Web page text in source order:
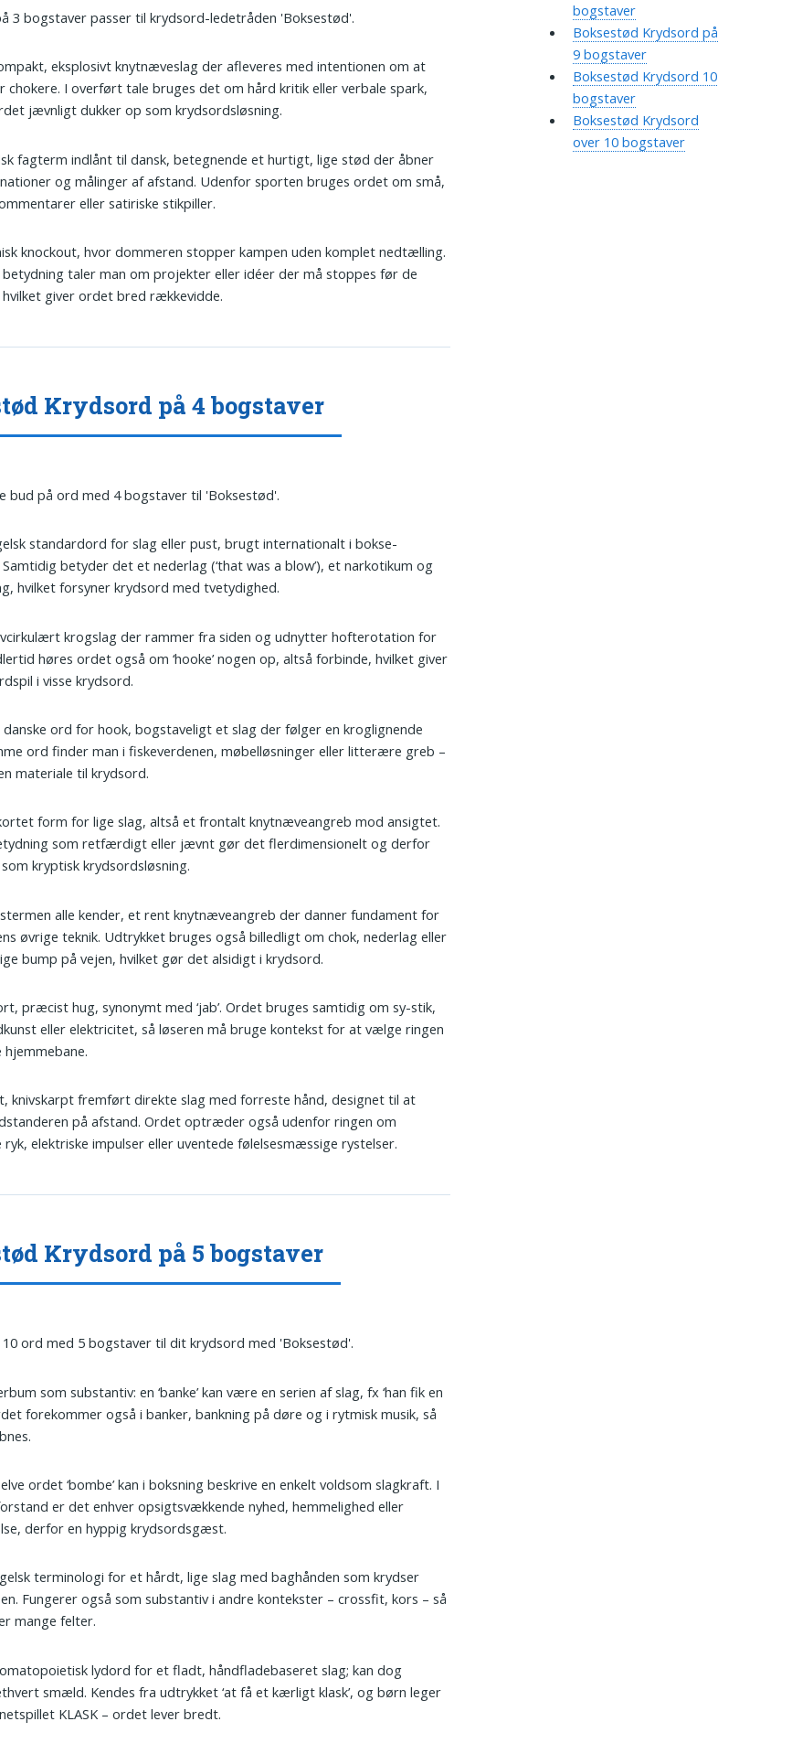
3 bogstaver passer til krydsord-ledetråden 'Boksestød'.
eksplosivt knytnæveslag der afleveres med intentionen om at
chokere. I overført tale bruges det om hård kritik eller verbale spark,
jævnligt dukker op som krydsords­løsning.
fagterm indlånt til dansk, betegnende et hurtigt, lige stød der åbner
og målinger af afstand. Udenfor sporten bruges ordet om små,
eller satiriske stikpiller.
knockout, hvor dommeren stopper kampen uden komplet nedtælling.
taler man om projekter eller idéer der må stoppes før de
hvilket giver ordet bred rækkevidde.
Krydsord på 4 bogstaver
bud på ord med 4 bogstaver til 'Boksestød'.
standardord for slag eller pust, brugt internationalt i bokse­
betyder det et nederlag (‘that was a blow’), et narkotikum og
hvilket forsyner krydsord med tvetydighed.
krogslag der rammer fra siden og udnytter hofte­rotation for
høres ordet også om ‘hooke’ nogen op, altså forbinde, hvilket giver
i visse krydsord.
danske ord for hook, bogstaveligt et slag der følger en kroglignende
ord finder man i fiske­verdenen, møbelløsninger eller litterære greb –
materiale til krydsord.
form for lige slag, altså et frontalt knytnæveangreb mod ansigtet.
som retfærdigt eller jævnt gør det flerdimensionelt og derfor
kryptisk krydsords­løsning.
alle kender, et rent knytnæveangreb der danner fundament for
øvrige teknik. Udtrykket bruges også billedligt om chok, nederlag eller
bump på vejen, hvilket gør det alsidigt i krydsord.
præcist hug, synonymt med ‘jab’. Ordet bruges samtidig om sy-stik,
eller elektricitet, så løseren må bruge kontekst for at vælge ringen
knivskarpt fremført direkte slag med forreste hånd, designet til at
på afstand. Ordet optræder også udenfor ringen om
ryk, elektriske impulser eller uventede følelsesmæssige rystelser.
Krydsord på 5 bogstaver
ord med 5 bogstaver til dit krydsord med 'Boksestød'.
som substantiv: en ‘banke’ kan være en serien af slag, fx ‘han fik en
forekommer også i banker, bankning på døre og i rytmisk musik, så
ordet ‘bombe’ kan i boksning beskrive en enkelt voldsom slagkraft. I
er det enhver opsigtsvækkende nyhed, hemmelighed eller
derfor en hyppig krydsords­gæst.
terminologi for et hårdt, lige slag med baghånden som krydser
Fungerer også som substantiv i andre kontekster – crossfit, kors – så
mange felter.
lydord for et fladt, håndfladebaseret slag; kan dog
smæld. Kendes fra udtrykket ‘at få et kærligt klask’, og børn leger
KLASK – ordet lever bredt.
bogstaver
Boksestød Krydsord på
9 bogstaver
Boksestød Krydsord 10
bogstaver
Boksestød Krydsord
over 10 bogstaver